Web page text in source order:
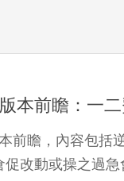
本前瞻：一
前瞻，內容包
改動或操之過